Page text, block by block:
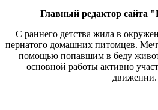
Главный редактор
С раннего детства жила в
пернатого домашних питомцев.
помощью попавшим в беду
основной работы активно
движении.